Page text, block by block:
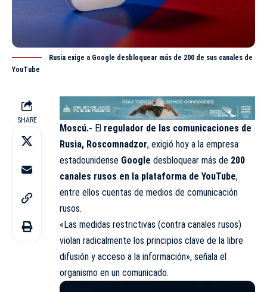
Rusia exige a Google desbloquear más de 200 de sus canales de
YouTube
SHARE
Moscú.- El regulador de las comunicaciones de
Rusia, Roscomnadzor, exigió hoy a la empresa
estadounidense Google desbloquear más de 200
canales rusos en la plataforma de YouTube,
entre ellos cuentas de medios de comunicación
rusos.
«Las medidas restrictivas (contra canales rusos)
violan radicalmente los principios clave de la libre
difusión y acceso a la información», señala el
organismo en un comunicado.